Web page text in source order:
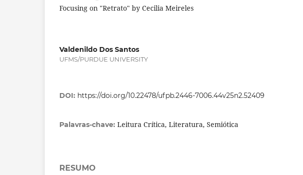
Focusing on "Retrato" by Cecilia Meireles
Valdenildo Dos Santos
UFMS/PURDUE UNIVERSITY
DOI: https://doi.org/10.22478/ufpb.2446-7006.44v25n2.52409
Palavras-chave: Leitura Crítica, Literatura, Semiótica
RESUMO